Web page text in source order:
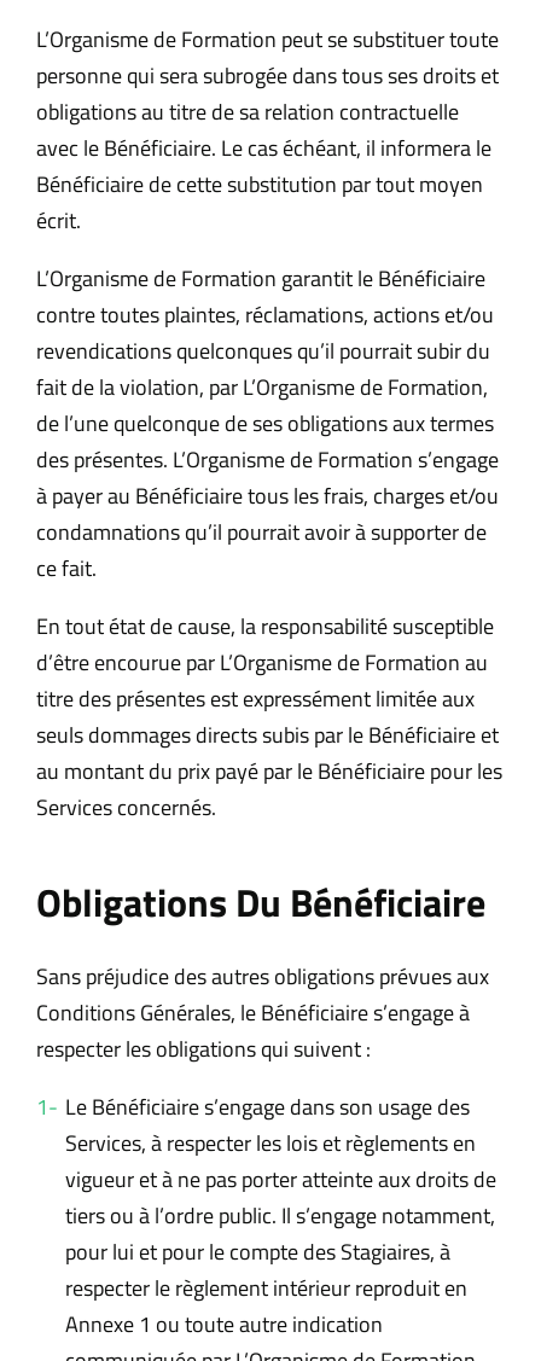
L’Organisme de Formation peut se substituer toute
personne qui sera subrogée dans tous ses droits et
obligations au titre de sa relation contractuelle
avec le Bénéficiaire. Le cas échéant, il informera le
Bénéficiaire de cette substitution par tout moyen
écrit.
L’Organisme de Formation garantit le Bénéficiaire
contre toutes plaintes, réclamations, actions et/ou
revendications quelconques qu’il pourrait subir du
fait de la violation, par L’Organisme de Formation,
de l’une quelconque de ses obligations aux termes
des présentes. L’Organisme de Formation s’engage
à payer au Bénéficiaire tous les frais, charges et/ou
condamnations qu’il pourrait avoir à supporter de
ce fait.
En tout état de cause, la responsabilité susceptible
d’être encourue par L’Organisme de Formation au
titre des présentes est expressément limitée aux
seuls dommages directs subis par le Bénéficiaire et
au montant du prix payé par le Bénéficiaire pour les
Services concernés.
Obligations Du Bénéficiaire
Sans préjudice des autres obligations prévues aux
Conditions Générales, le Bénéficiaire s’engage à
respecter les obligations qui suivent :
Le Bénéficiaire s’engage dans son usage des
Services, à respecter les lois et règlements en
vigueur et à ne pas porter atteinte aux droits de
tiers ou à l’ordre public. Il s’engage notamment,
pour lui et pour le compte des Stagiaires, à
respecter le règlement intérieur reproduit en
Annexe 1 ou toute autre indication